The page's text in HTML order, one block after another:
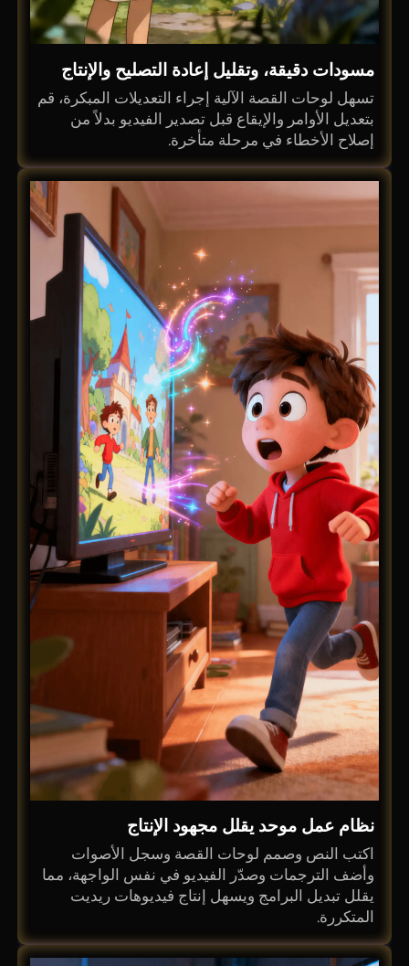
مسودات دقيقة، وتقليل إعادة التصليح والإنتاج
تسهل لوحات القصة الآلية إجراء التعديلات المبكرة، قم
بتعديل الأوامر والإيقاع قبل تصدير الفيديو بدلاً من
إصلاح الأخطاء في مرحلة متأخرة.
نظام عمل موحد يقلل مجهود الإنتاج
اكتب النص وصمم لوحات القصة وسجل الأصوات
وأضف الترجمات وصدّر الفيديو في نفس الواجهة، مما
يقلل تبديل البرامج ويسهل إنتاج فيديوهات ريديت
المتكررة.